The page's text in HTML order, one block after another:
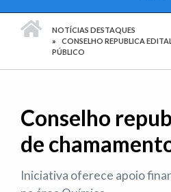
PÁGINA INICIAL
NOTÍCIAS DESTAQUES
CONSELHO REPUBLICA
PÚBLICO
Conselho
de
Iniciativa oferece apoio